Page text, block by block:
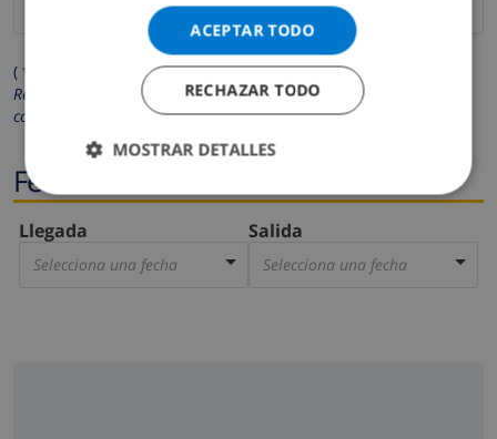
( * Los campos marcados con un asterisco son obligatorios )
Respetamos su privacidad. Sus datos personales no serán
compartidos con ninguna otra persona o empresa.
Fechas
Llegada
Selecciona una fecha
Salida
Selecciona una fecha
ACEPTAR TODO
RECHAZAR TODO
MOSTRAR DETALLES